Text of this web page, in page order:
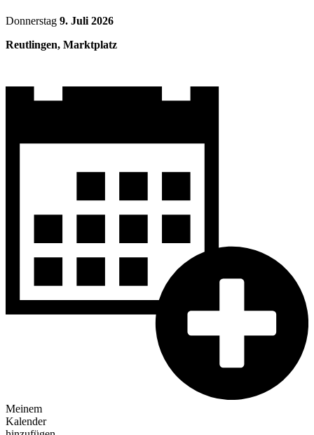
Donnerstag 9. Juli 2026
Reutlingen, Marktplatz
Meinem
Kalender